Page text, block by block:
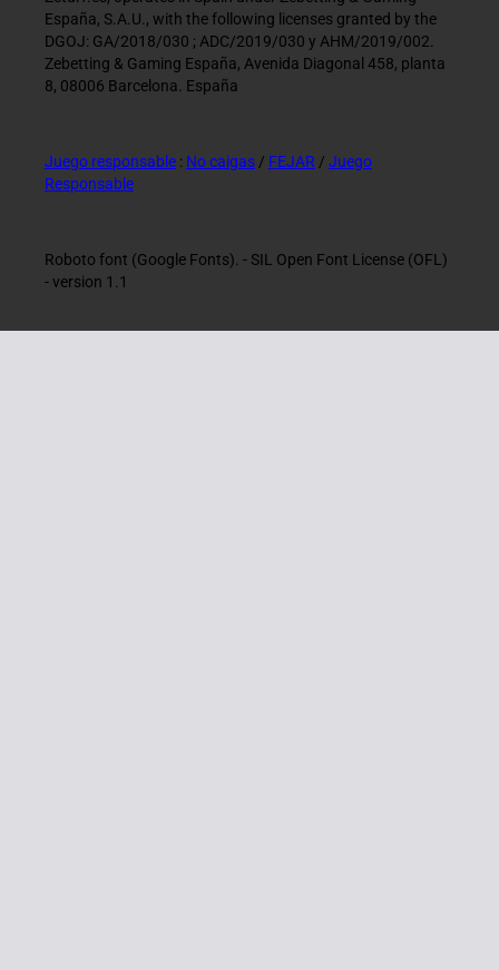
España, S.A.U., with the following licenses granted by the
DGOJ: GA/2018/030 ; ADC/2019/030 y AHM/2019/002.
Zebetting & Gaming España, Avenida Diagonal 458, planta
8, 08006 Barcelona. España
Juego responsable : No caigas / FEJAR / Juego
Responsable
Roboto font (Google Fonts). - SIL Open Font License (OFL)
- version 1.1